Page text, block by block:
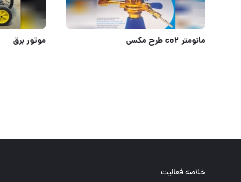
اورفرز مانومتر co2 طرح مکسی
خلاصه فعالیت